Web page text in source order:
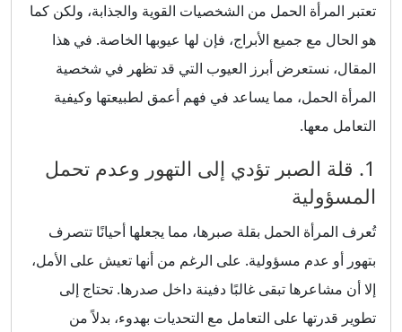
تعتبر المرأة الحمل من الشخصيات القوية والجذابة، ولكن كما
هو الحال مع جميع الأبراج، فإن لها عيوبها الخاصة. في هذا
المقال، نستعرض أبرز العيوب التي قد تظهر في شخصية
المرأة الحمل، مما يساعد في فهم أعمق لطبيعتها وكيفية
التعامل معها.
1. قلة الصبر تؤدي إلى التهور وعدم تحمل
المسؤولية
تُعرف المرأة الحمل بقلة صبرها، مما يجعلها أحيانًا تتصرف
بتهور أو عدم مسؤولية. على الرغم من أنها تعيش على الأمل،
إلا أن مشاعرها تبقى غالبًا دفينة داخل صدرها. تحتاج إلى
تطوير قدرتها على التعامل مع التحديات بهدوء، بدلاً من